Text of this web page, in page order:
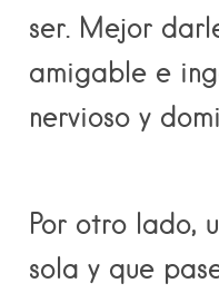
ser. Mejor
amigable e
nervioso y
Por otro lado,
sola y que